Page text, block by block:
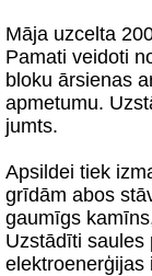
Māja uzcelta
Pamati veidoti
bloku ārsienas
apmetumu.
jumts.
Apsildei tiek
grīdām abos
gaumīgs
Uzstādīti saules
elektroenerģijas